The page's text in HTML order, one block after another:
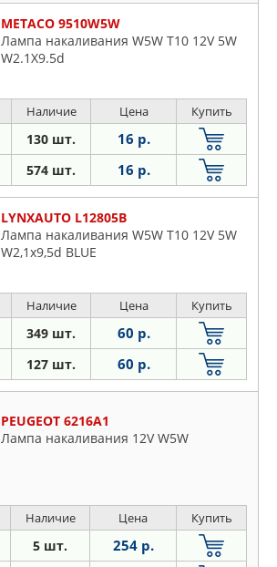
METACO 9510W5W
Лампа накаливания W5W T10 12V 5W
W2.1X9.5d
Наличие Цена Купить
130 шт. 16 р.
574 шт. 16 р.
LYNXAUTO L12805B
Лампа накаливания W5W T10 12V 5W
W2,1x9,5d BLUE
Наличие Цена Купить
349 шт. 60 р.
127 шт. 60 р.
PEUGEOT 6216A1
Лампа накаливания 12V W5W
Наличие Цена Купить
5 шт. 254 р.